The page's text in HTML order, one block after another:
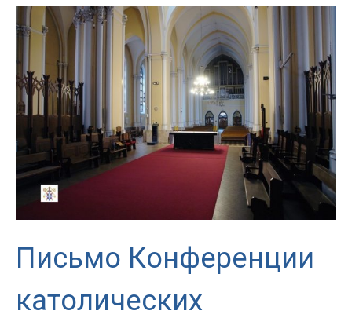
назначил
архиепископа
Джованни
Д’Аниелло
Апостольским
нунцием
в
Российской
Федерации
Письмо Конференции
католических